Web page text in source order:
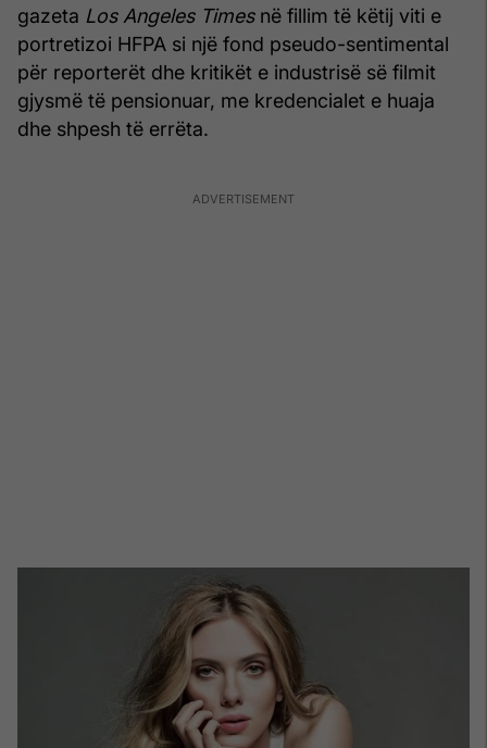
gazeta Los Angeles Timesnë fillim të këtij viti e
portretizoi HFPA si një fond pseudo-sentimental
për reporterët dhe kritikët e industrisë së filmit
gjysmë të pensionuar, me kredencialet e huaja
dhe shpesh të errëta.